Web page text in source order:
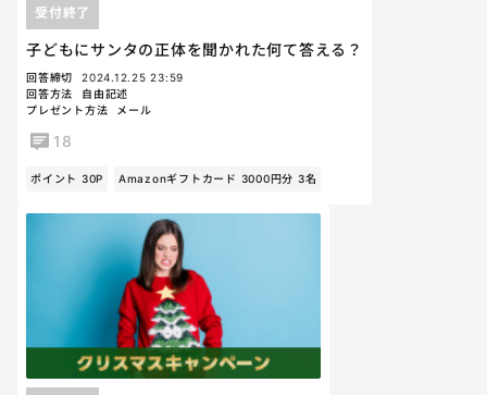
子どもにサンタの正体を聞かれた何て答える？
受付終了
回答締切
2024.12.25 23:59
回答方法
自由記述
プレゼント方法
メール
18
ポイント 30P Amazonギフトカード 3000円分 3名